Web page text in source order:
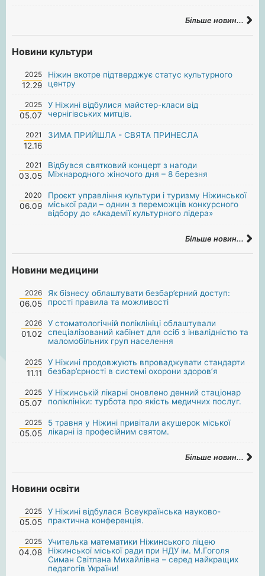
Більше новин...
Новини культури
2025
12.29
Ніжин вкотре підтверджує статус культурного
центру
2025
05.07
У Ніжині відбулися майстер-класи від
чернігівських митців.
2021
12.16
ЗИМА ПРИЙШЛА - СВЯТА ПРИНЕСЛА
2021
03.05
Відбувся святковий концерт з нагоди
Міжнародного жіночого дня – 8 березня
2020
06.09
Проєкт управління культури і туризму Ніжинської
міської ради – однин з переможців конкурсного
відбору до «Академії культурного лідера»
Більше новин...
Новини медицини
2026
06.05
Як бізнесу облаштувати безбар’єрний доступ:
прості правила та можливості
2026
01.02
У стоматологічній поліклініці облаштували
спеціалізований кабінет для осіб з інвалідністю та
маломобільних груп населення
2025
11.11
У Ніжині продовжують впроваджувати стандарти
безбар’єрності в системі охорони здоров’я
2025
05.07
У Ніжинській лікарні оновлено денний стаціонар
поліклініки: турбота про якість медичних послуг.
2025
05.05
5 травня у Ніжині привітали акушерок міської
лікарні із професійним святом.
Більше новин...
Новини освіти
2025
05.05
У Ніжині відбулася Всеукраїнська науково-
практична конференція.
2025
04.08
Учителька математики Ніжинського ліцею
Ніжинської міської ради при НДУ ім. М.Гоголя
Симан Світлана Михайлівна – серед найкращих
педагогів України!